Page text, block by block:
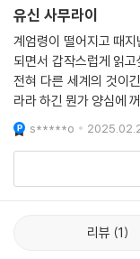
죽음을 기억하는 방식은
‘성지’를 만들어 찾아가
일본을 일으켜 세운 유
들의 사상과 패기→그들
이렇게 순서를 거꾸로
자유다. 같은 원리로 큰
---「2장 잉태: 초대받지
결국 농민들은 구하지
렇게 말했다. “자네들은
‘쇼와 유신’을 내걸고
키는 이후 재판에서 사
장당했다. 안도는 살아
꿈은 이루어지지 못했다
리가 익히 아는 역사적
을 희생해도 좋다는 하
#2. 일본은 신이 지켜
유신 사무라이
계엄령이 떨어지고 때
되면서 갑작스럽게 읽
전혀 다른 세계의 것이
라라 하긴 뭔가 양심에
s*****o
리뷰 1